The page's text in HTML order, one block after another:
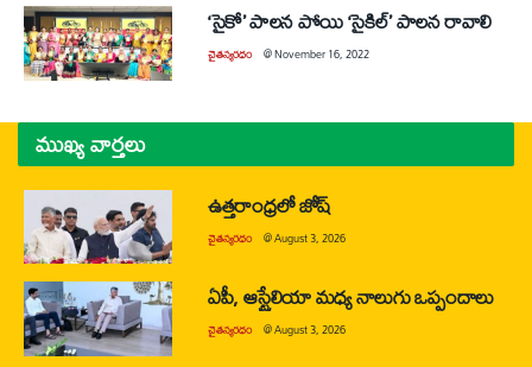
‘సైకో’ పాలన పోయి ‘సైకిల్‌’ పాలన రావాలి
చైతన్యరధం @November 16, 2022
ముఖ్య వార్తలు
ఉత్తరాంధ్రలో జోష్
చైతన్యరధం @August 3, 2026
ఏపీ, ఆస్ట్రేలియా మధ్య నాలుగు ఒప్పందాలు
చైతన్యరధం @August 3, 2026